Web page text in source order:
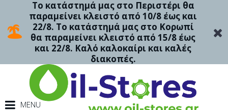
Το κατάστημά μας στο Περιστέρι θα
παραμείνει κλειστό από 10/8 έως και
22/8. Το κατάστημά μας στο Κορωπί
θα παραμείνει κλειστό από 15/8 έως
και 22/8. Καλό καλοκαίρι και καλές
διακοπές.
MENU